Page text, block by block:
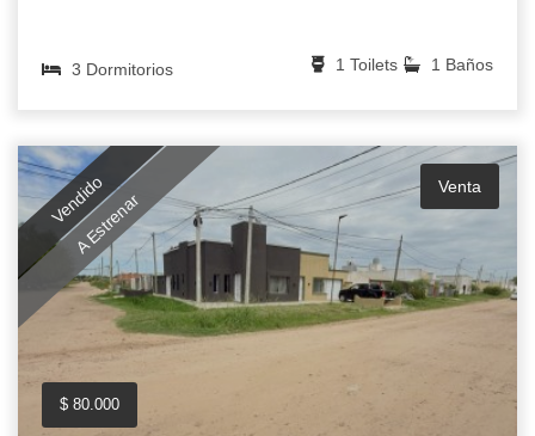
3 Dormitorios 1 Baños
1 Toilets
Vendido
A Estrenar
Venta
$ 80.000